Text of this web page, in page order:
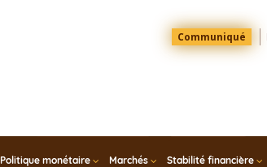
Menu
Top
Communiqué
Politique monétaire Marchés Stabilité financière